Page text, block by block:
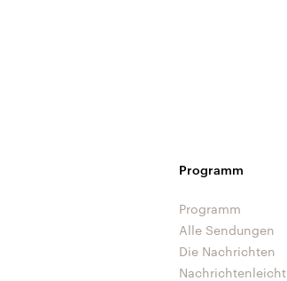
Programm
Programm
Alle Sendungen
Die Nachrichten
Nachrichtenleicht